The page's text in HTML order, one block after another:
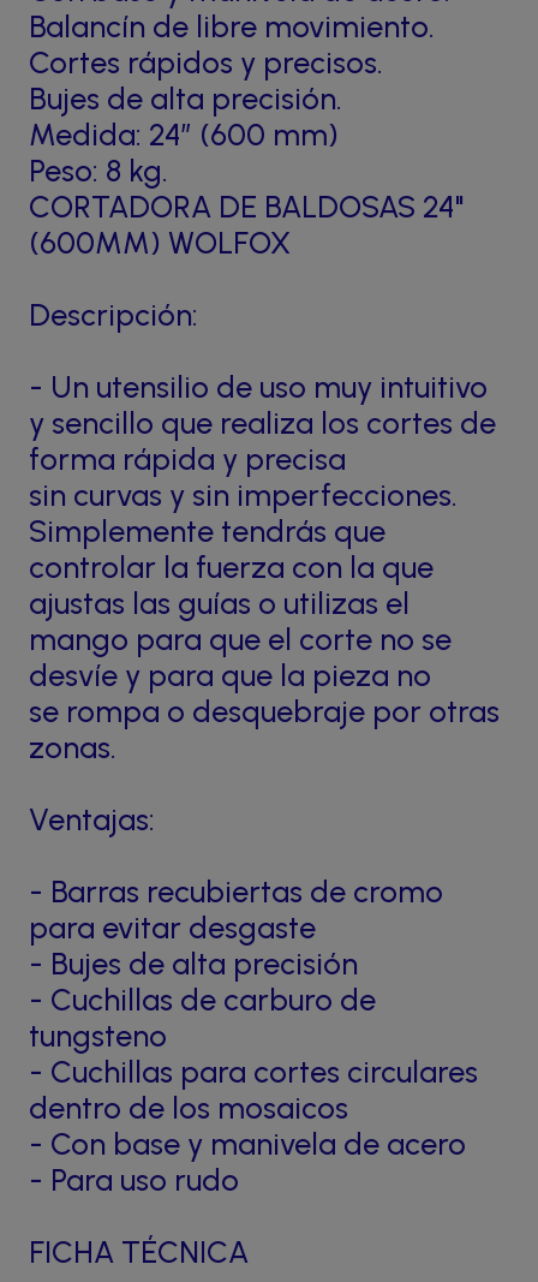
Balancín de libre movimiento.
Cortes rápidos y precisos.
Bujes de alta precisión.
Medida: 24” (600 mm)
Peso: 8 kg.
CORTADORA DE BALDOSAS 24"
(600MM) WOLFOX
Descripción:
- Un utensilio de uso muy intuitivo
y sencillo que realiza los cortes de
forma rápida y precisa
sin curvas y sin imperfecciones.
Simplemente tendrás que
controlar la fuerza con la que
ajustas las guías o utilizas el
mango para que el corte no se
desvíe y para que la pieza no
se rompa o desquebraje por otras
zonas.
Ventajas:
- Barras recubiertas de cromo
para evitar desgaste
- Bujes de alta precisión
- Cuchillas de carburo de
tungsteno
- Cuchillas para cortes circulares
dentro de los mosaicos
- Con base y manivela de acero
- Para uso rudo
FICHA TÉCNICA